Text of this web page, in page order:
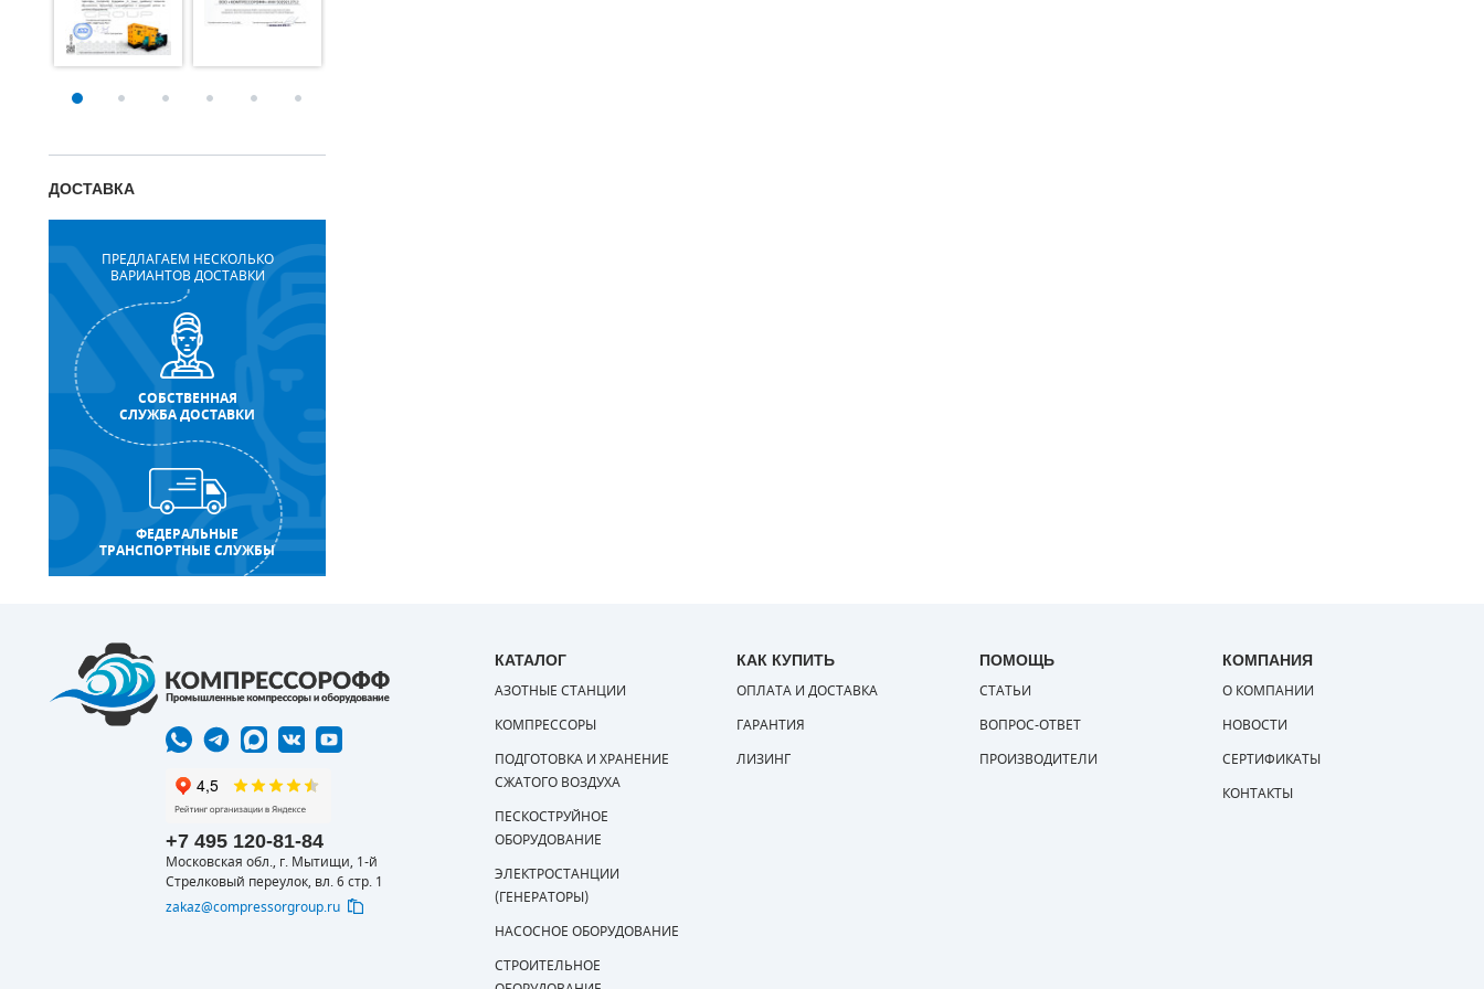
ДОСТАВКА
ПРЕДЛАГАЕМ НЕСКОЛЬКО
ВАРИАНТОВ ДОСТАВКИ
СОБСТВЕННАЯ
СЛУЖБА ДОСТАВКИ
ФЕДЕРАЛЬНЫЕ
ТРАНСПОРТНЫЕ СЛУЖБЫ
+7 495 120-81-84
Московская обл., г. Мытищи, 1-й
Стрелковый переулок, вл. 6 стр. 1
zakaz@compressorgroup.ru
КАТАЛОГ
АЗОТНЫЕ СТАНЦИИ
КОМПРЕССОРЫ
ПОДГОТОВКА И ХРАНЕНИЕ
СЖАТОГО ВОЗДУХА
ПЕСКОСТРУЙНОЕ
ОБОРУДОВАНИЕ
ЭЛЕКТРОСТАНЦИИ
(ГЕНЕРАТОРЫ)
НАСОСНОЕ ОБОРУДОВАНИЕ
СТРОИТЕЛЬНОЕ
КАК КУПИТЬ
ОПЛАТА И ДОСТАВКА
ГАРАНТИЯ
ЛИЗИНГ
ПОМОЩЬ
СТАТЬИ
ВОПРОС-ОТВЕТ
ПРОИЗВОДИТЕЛИ
КОМПАНИЯ
О КОМПАНИИ
НОВОСТИ
СЕРТИФИКАТЫ
КОНТАКТЫ